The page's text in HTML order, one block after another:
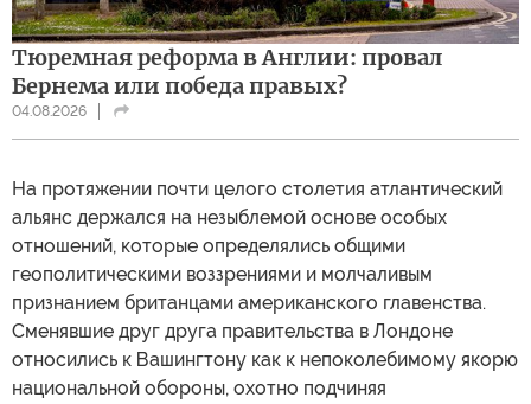
Тюремная реформа в Англии: провал
Бернема или победа правых?
04.08.2026
На протяжении почти целого столетия атлантический
альянс держался на незыблемой основе особых
отношений, которые определялись общими
геополитическими воззрениями и молчаливым
признанием британцами американского главенства.
Сменявшие друг друга правительства в Лондоне
относились к Вашингтону как к непоколебимому якорю
национальной обороны, охотно подчиняя